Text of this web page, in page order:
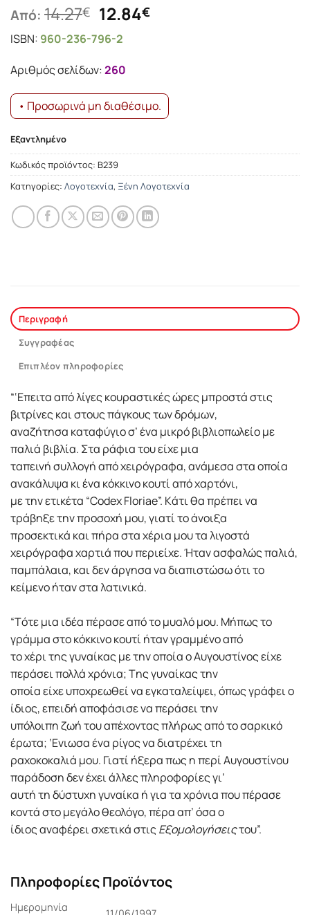
Από: 14.27€ Original
price
was:
14.27€.
12.84€Η
ISBN: 960-236-796-2
Αριθμός σελίδων:260
• Προσωρινά μη διαθέσιμο.
Εξαντλημένο
Κωδικός προϊόντος: Β239
Κατηγορίες: Λογοτεχνία, Ξένη Λογοτεχνία
Περιγραφή
Συγγραφέας
Επιπλέον πληροφορίες
“‘Eπειτα από λίγες κουραστικές ώρες μπροστά στις
βιτρίνες και στους πάγκους των δρόμων,
αναζήτησα καταφύγιο σ’ ένα μικρό βιβλιοπωλείο με
παλιά βιβλία. Στα ράφια του είχε μια
ταπεινή συλλογή από χειρόγραφα, ανάμεσα στα οποία
ανακάλυψα κι ένα κόκκινο κουτί από χαρτόνι,
με την ετικέτα “Codex Floriae”. Kάτι θα πρέπει να
τράβηξε την προσοχή μου, γιατί το άνοιξα
προσεκτικά και πήρα στα χέρια μου τα λιγοστά
χειρόγραφα χαρτιά που περιείχε. Ήταν ασφαλώς παλιά,
παμπάλαια, και δεν άργησα να διαπιστώσω ότι το
κείμενο ήταν στα λατινικά.
“Tότε μια ιδέα πέρασε από το μυαλό μου. Mήπως το
γράμμα στο κόκκινο κουτί ήταν γραμμένο από
το χέρι της γυναίκας με την οποία ο Aυγουστίνος είχε
περάσει πολλά χρόνια; Tης γυναίκας την
οποία είχε υποχρεωθεί να εγκαταλείψει, όπως γράφει ο
ίδιος, επειδή αποφάσισε να περάσει την
υπόλοιπη ζωή του απέχοντας πλήρως από το σαρκικό
έρωτα; ‘Eνιωσα ένα ρίγος να διατρέχει τη
ραχοκοκαλιά μου. Γιατί ήξερα πως η περί Aυγουστίνου
παράδοση δεν έχει άλλες πληροφορίες γι’
αυτή τη δύστυχη γυναίκα ή για τα χρόνια που πέρασε
κοντά στο μεγάλο θεολόγο, πέρα απ’ όσα ο
ίδιος αναφέρει σχετικά στιςEξομολογήσειςτου”.
Πληροφορίες Προϊόντος
Ημερομηνία